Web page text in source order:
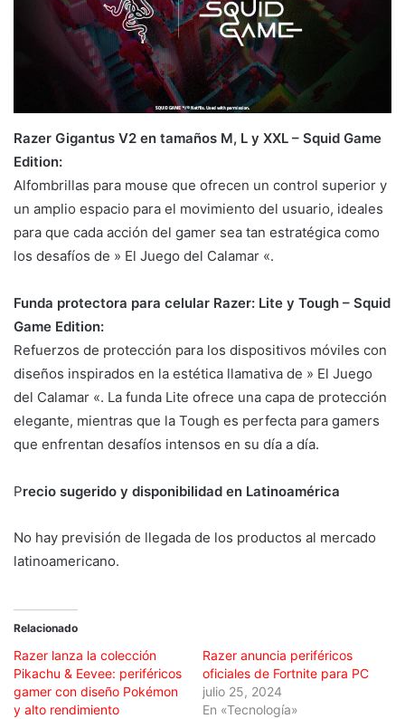
Razer Gigantus V2 en tamaños M, L y XXL – Squid Game
Edition:
Alfombrillas para mouse que ofrecen un control superior y
un amplio espacio para el movimiento del usuario, ideales
para que cada acción del gamer sea tan estratégica como
los desafíos de » El Juego del Calamar «.
Funda protectora para celular Razer: Lite y Tough – Squid
Game Edition:
Refuerzos de protección para los dispositivos móviles con
diseños inspirados en la estética llamativa de » El Juego
del Calamar «. La funda Lite ofrece una capa de protección
elegante, mientras que la Tough es perfecta para gamers
que enfrentan desafíos intensos en su día a día.
Precio sugerido y disponibilidad en Latinoamérica
No hay previsión de llegada de los productos al mercado
latinoamericano.
Relacionado
Razer lanza la colección
Pikachu & Eevee: periféricos
gamer con diseño Pokémon
y alto rendimiento
Razer anuncia periféricos
oficiales de Fortnite para PC
julio 25, 2024
En «Tecnología»